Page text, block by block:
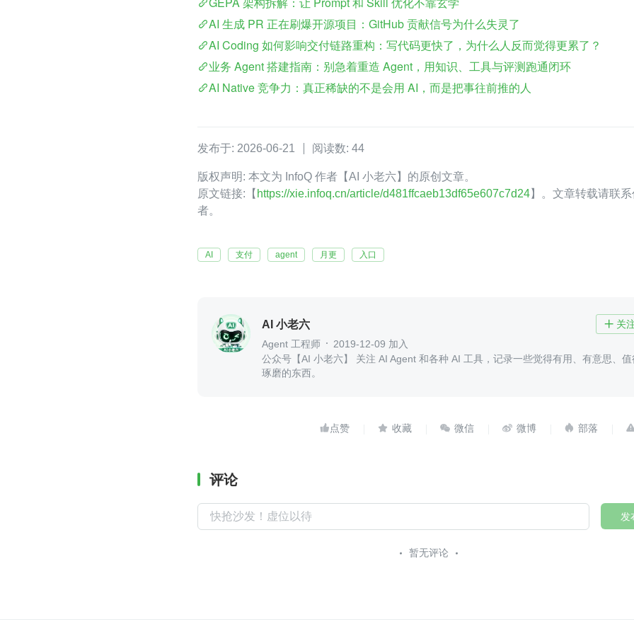
AI 生成 PR 正在刷爆开源项目：GitHub 贡献信号为什么失灵了
AI Coding 如何影响交付链路重构：写代码更快了，为什么人反而觉得更累了？
业务 Agent 搭建指南：别急着重造 Agent，用知识、工具与评测跑通闭环
AI Native 竞争力：真正稀缺的不是会用 AI，而是把事往前推的人
发布于: 2026-06-21 阅读数: 44
版权声明: 本文为 InfoQ 作者【AI 小老六】的原创文章。
原文链接:【 https://xie.infoq.cn/article/d481ffcaeb13df65e607c7d24】。文章转载请联
者。
AI 支付 agent 月更 入口
AI 小老六  关
Agent 工程师
2019-12-09 加入
公众号【AI 小老六】 关注 AI Agent 和各种 AI 工具，记录一些觉得有用、有意思、值
琢磨的东西。
    
评论
发
暂无评论